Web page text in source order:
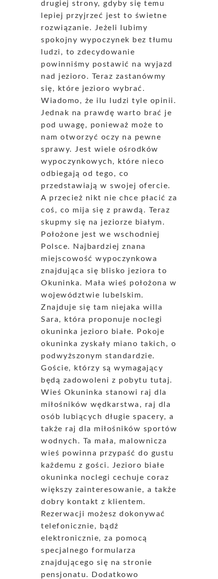
drugiej strony, gdyby się temu
lepiej przyjrzeć jest to świetne
rozwiązanie. Jeżeli lubimy
spokojny wypoczynek bez tłumu
ludzi, to zdecydowanie
powinniśmy postawić na wyjazd
nad jezioro. Teraz zastanówmy
się, które jezioro wybrać.
Wiadomo, że ilu ludzi tyle opinii.
Jednak na prawdę warto brać je
pod uwagę, ponieważ może to
nam otworzyć oczy na pewne
sprawy. Jest wiele ośrodków
wypoczynkowych, które nieco
odbiegają od tego, co
przedstawiają w swojej ofercie.
A przecież nikt nie chce płacić za
coś, co mija się z prawdą. Teraz
skupmy się na jeziorze białym.
Położone jest we wschodniej
Polsce. Najbardziej znana
miejscowość wypoczynkowa
znajdująca się blisko jeziora to
Okuninka. Mała wieś położona w
województwie lubelskim.
Znajduje się tam niejaka willa
Sara, która proponuje noclegi
okuninka jezioro białe. Pokoje
okuninka zyskały miano takich, o
podwyższonym standardzie.
Goście, którzy są wymagający
będą zadowoleni z pobytu tutaj.
Wieś Okuninka stanowi raj dla
miłośników wędkarstwa, raj dla
osób lubiących długie spacery, a
także raj dla miłośników sportów
wodnych. Ta mała, malownicza
wieś powinna przypaść do gustu
każdemu z gości. Jezioro białe
okuninka noclegi cechuje coraz
większy zainteresowanie, a także
dobry kontakt z klientem.
Rezerwacji możesz dokonywać
telefonicznie, bądź
elektronicznie, za pomocą
specjalnego formularza
znajdującego się na stronie
pensjonatu. Dodatkowo